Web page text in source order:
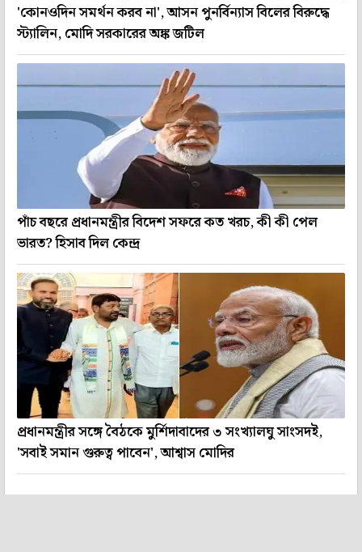
'কোনওদিন সমর্থন করব না', আসন পুনর্বিন্যাস বিলের বিরুদ্ধে
স্ট্যালিন, মোদি সরকারের অঙ্ক জটিল
পাঁচ বছরে প্রধানমন্ত্রীর বিদেশ সফরে কত খরচ, কী কী পেল
ভারত? হিসাব দিল কেন্দ্র
প্রধানমন্ত্রীর সঙ্গে বৈঠকে মুর্শিদাবাদের ৩ সংখ্যালঘু সাংসদই,
'সবাই সমান গুরুত্ব পাবেন', আশ্বাস মোদির